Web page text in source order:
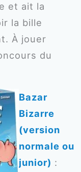
et ait la
la bille
À jouer
du
Bazar
Bizarre
(version
normale ou
junior) :